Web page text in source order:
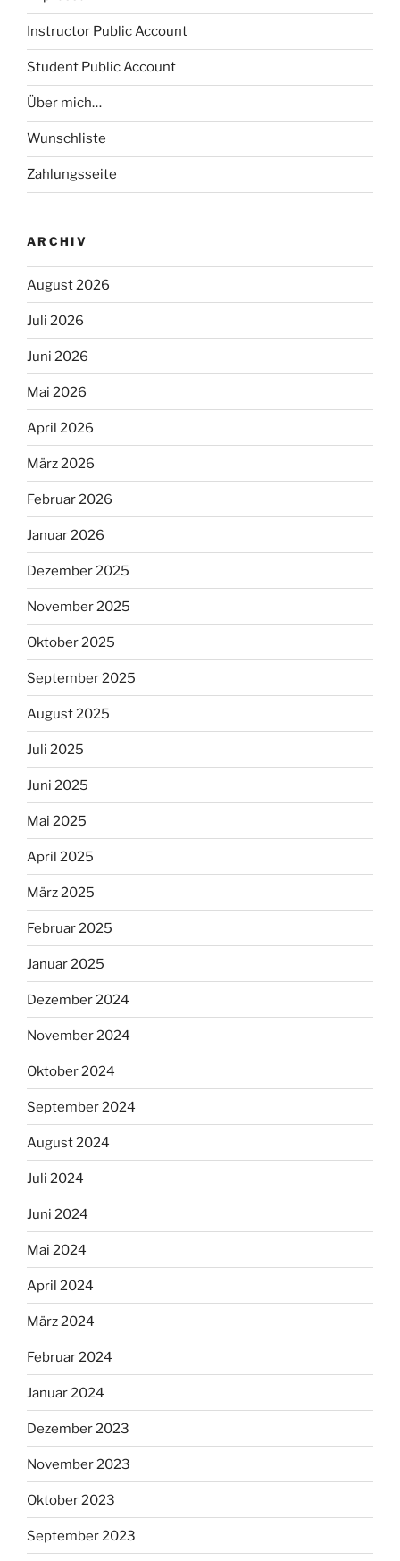
Instructor Public Account
Student Public Account
Über mich…
Wunschliste
Zahlungsseite
ARCHIV
August 2026
Juli 2026
Juni 2026
Mai 2026
April 2026
März 2026
Februar 2026
Januar 2026
Dezember 2025
November 2025
Oktober 2025
September 2025
August 2025
Juli 2025
Juni 2025
Mai 2025
April 2025
März 2025
Februar 2025
Januar 2025
Dezember 2024
November 2024
Oktober 2024
September 2024
August 2024
Juli 2024
Juni 2024
Mai 2024
April 2024
März 2024
Februar 2024
Januar 2024
Dezember 2023
November 2023
Oktober 2023
September 2023